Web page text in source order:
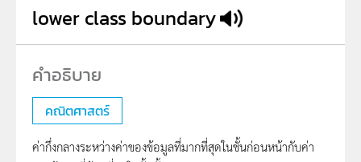
lower class boundary
คณิตศาสตร์
ค่ากึ่งกลางระหว่างค่าของข้อมูลที่มากที่สุดในชั้นก่อนหน้ากับค่า